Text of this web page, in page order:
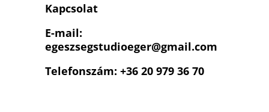
Kapcsolat
E-mail:
egeszsegstudioeger@gmail.com
Telefonszám: +36 20 979 36 70